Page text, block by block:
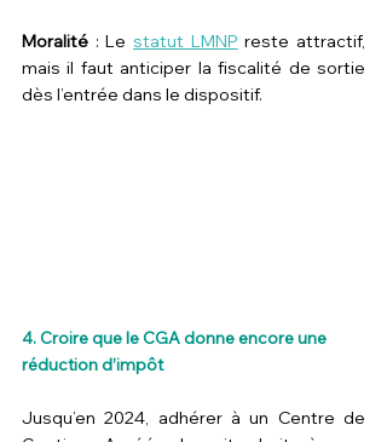
Moralité : Le statut LMNP reste attractif,
mais il faut anticiper la fiscalité de sortie
dès l’entrée dans le dispositif.
4. Croire que le CGA donne encore une
réduction d’impôt
Jusqu’en 2024, adhérer à un Centre de